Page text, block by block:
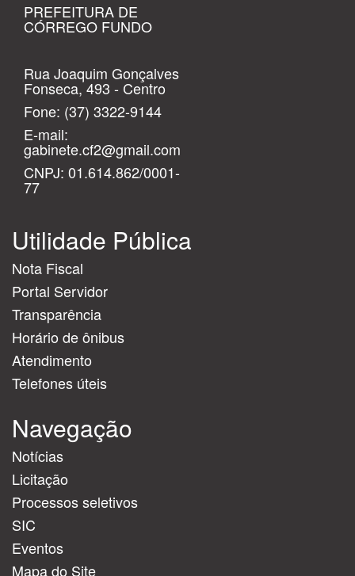
PREFEITURA DE
CÓRREGO FUNDO
Rua Joaquim Gonçalves
Fonseca, 493 - Centro
Fone: (37) 3322-9144
E-mail:
gabinete.cf2@gmail.com
CNPJ: 01.614.862/0001-
77
Utilidade Pública
Nota Fiscal
Portal Servidor
Transparência
Horário de ônibus
Atendimento
Telefones úteis
Navegação
Notícias
Licitação
Processos seletivos
SIC
Eventos
Mapa do Site